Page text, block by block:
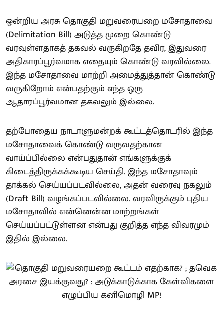
ஒன்றிய அரசு தொகுதி மறுவரையறை மசோதாவை
(Delimitation Bill) அடுத்த முறை கொண்டு
வரவுள்ளதாகத் தகவல் வருகிறதே தவிர, இதுவரை
அதிகாரப்பூர்வமாக எதையும் கொண்டு வரவில்லை.
இந்த மசோதாவை மாற்றி அமைத்துத்தான் கொண்டு
வருகிறோம் என்பதற்கும் எந்த ஒரு
ஆதாரப்பூர்வமான தகவலும் இல்லை.
தற்போதைய நாடாளுமன்றக் கூட்டத்தொடரில் இந்த
மசோதாவைக் கொண்டு வருவதற்கான
வாய்ப்பில்லை என்பதுதான் எங்களுக்குக்
கிடைத்திருக்கக்கூடிய செய்தி. இந்த மசோதாவும்
தாக்கல் செய்யப்படவில்லை, அதன் வரைவு நகலும்
(Draft Bill) வழங்கப்படவில்லை. வரவிருக்கும் புதிய
மசோதாவில் என்னென்ன மாற்றங்கள்
செய்யப்பட்டுள்ளன என்பது குறித்த எந்த விவரமும்
இதில் இல்லை.